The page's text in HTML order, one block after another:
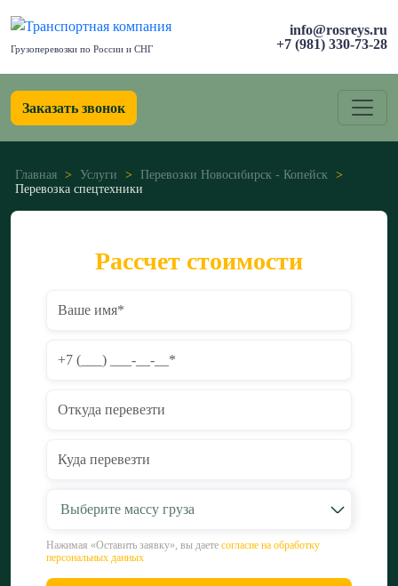
Грузоперевозки по России и СНГ
info@rosreys.ru
+7 (981) 330-73-28
Заказать звонок
Главная > Услуги > Перевозки Новосибирск - Копейск >
Перевозка спецтехники
Рассчет стоимости
Выберите массу груза
Нажимая «Оставить заявку», вы даете согласие на обработку
персональных данных